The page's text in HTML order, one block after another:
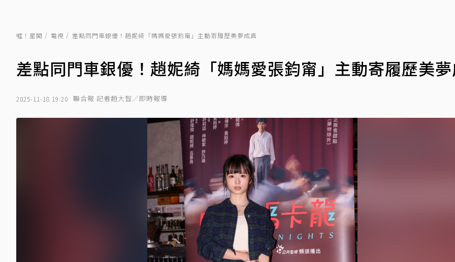
噓！星聞 電視 差點同門車銀優！趙妮綺「媽媽愛張鈞甯」主動寄履歷美夢成真
差點同門車銀優！趙妮綺「媽媽愛張鈞甯」主動寄履歷美
2025-11-18 19:20 聯合報 記者趙大智／即時報導